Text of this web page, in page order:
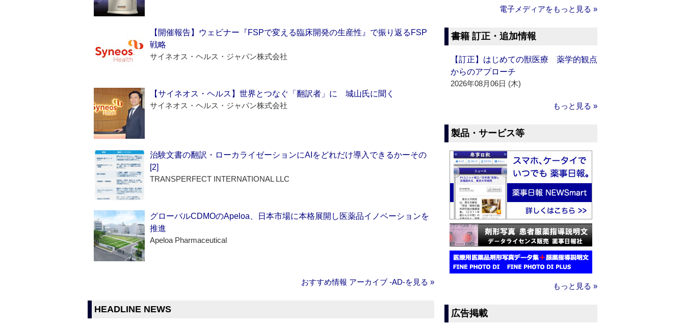
【開催報告】ウェビナー『FSPで変える臨床開発の生産性』で振り返るFSP
戦略
サイネオス・ヘルス・ジャパン株式会社
【サイネオス・ヘルス】世界とつなぐ「翻訳者」に 城山氏に聞く
サイネオス・ヘルス・ジャパン株式会社
治験文書の翻訳・ローカライゼーションにAIをどれだけ導入できるかーその
[2]
TRANSPERFECT INTERNATIONAL LLC
グローバルCDMOのApeloa、日本市場に本格展開し医薬品イノベーションを
推進
Apeloa Pharmaceutical
おすすめ情報 アーカイブ ‐AD‐を見る »
HEADLINE NEWS
電子メディアをもっと見る »
書籍 訂正・追加情報
【訂正】はじめての獣医療 薬学的観点
からのアプローチ
2026年08月06日 (木)
もっと見る »
製品・サービス等
もっと見る »
広告掲載